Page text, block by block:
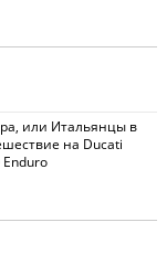
или Итальянцы в
на Ducati